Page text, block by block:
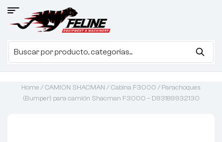
Home /CAMION SHACMAN /Cabina F3000 / Parachoques
(Bumper) para camión Shacman F3000 – D93189932130